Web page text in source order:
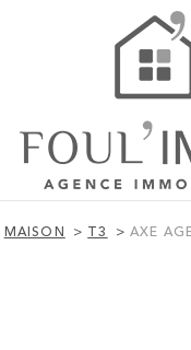
MAISON T3 AXE